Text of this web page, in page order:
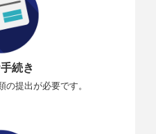
続き
提出が必要です。